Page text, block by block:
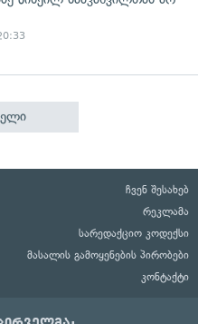
ჩვენ შესახებ
რეკლამა
სარედაქციო კოდექსი
მასალის გამოყენების პირობები
კონტაქტი